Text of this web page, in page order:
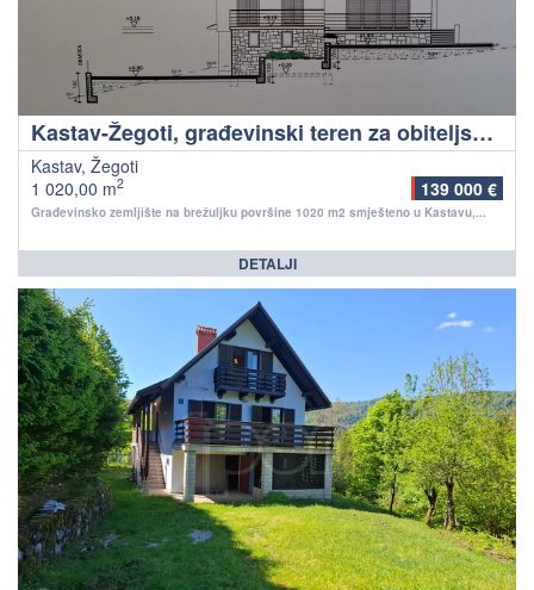
Kastav-Žegoti, građevinski teren za obiteljsku kuću sa plaćenim svim davanjima do početka gradnje
Kastav, Žegoti
1 020,00 m2 139 000 €
Građevinsko zemljište na brežuljku površine 1020 m2 smješteno u Kastavu,...
DETALJI